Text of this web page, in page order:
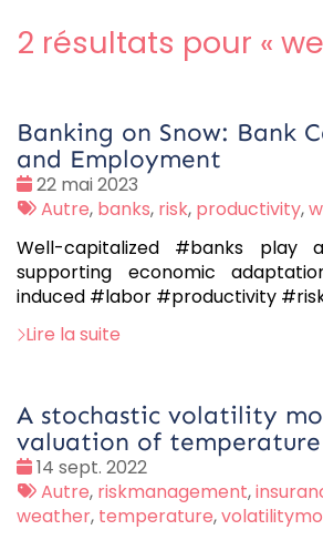
2 résultats pour «
Banking on Snow: Bank
and Employment
Date
:
22 mai 2023
Tags
Autre, banks, risk, productivity,
Well-capitalized #banks play
supporting economic
induced #labor #productivity
Lire la suite
A stochastic volatility
valuation of
Date
:
14 sept. 2022
Tags
:
Autre, riskmanagement,
weather, temperature,